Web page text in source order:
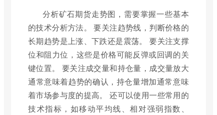
分析矿石期货走势图，需要掌握一些基本
的技术分析方法。 要关注趋势线，判断价格的
长期趋势是上涨、下跌还是震荡。 要关注支撑
位和阻力位，这些是价格可能反弹或回调的关
键位置。 要关注成交量和持仓量，成交量放大
通常意味着趋势的确认，持仓量增加通常意味
着市场参与度的提高。 还可以使用一些常用的
技术指标，如移动平均线、相对强弱指数、